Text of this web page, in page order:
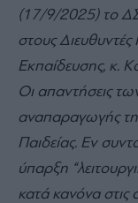
(17/9/2025) το
στους
Εκπαίδευσης, κ.
Οι απαντήσεις
αναπαραγωγής
Παιδείας. Εν
ύπαρξη
κατά κανόνα στις